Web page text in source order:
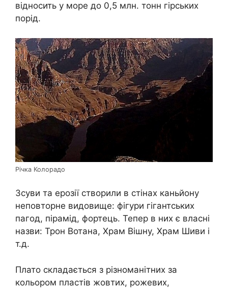
відносить у море до 0,5 млн. тонн гірських
порід.
Річка Колорадо
Зсуви та ерозії створили в стінах каньйону
неповторне видовище: фігури гігантських
пагод, пірамід, фортець. Тепер в них є власні
назви: Трон Вотана, Храм Вішну, Храм Шиви і
т.д.
Плато складається з різноманітних за
кольором пластів жовтих, рожевих,